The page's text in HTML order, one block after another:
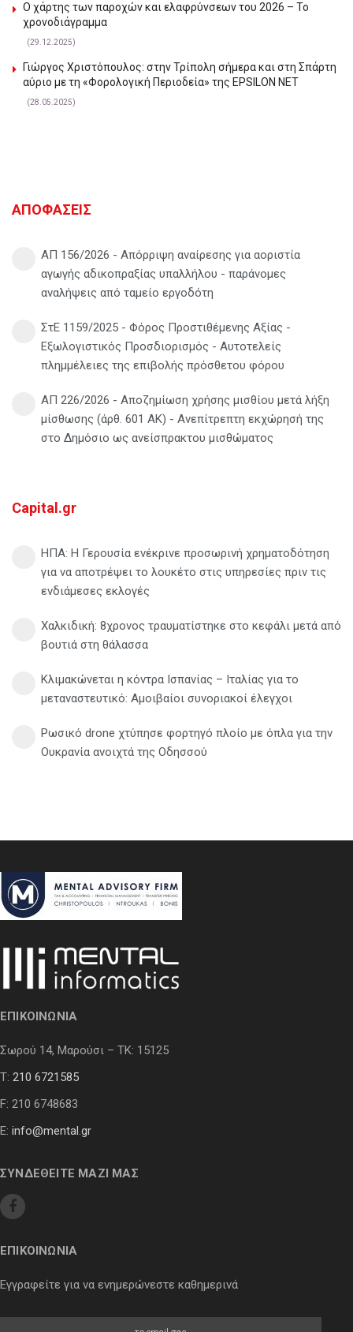
Ο χάρτης των παροχών και ελαφρύνσεων του 2026 – Το
χρονοδιάγραμμα
(29.12.2025)
Γιώργος Χριστόπουλος: στην Τρίπολη σήμερα και στη Σπάρτη
αύριο με τη «Φορολογική Περιοδεία» της EPSILON NET
(28.05.2025)
ΑΠΟΦΑΣΕΙΣ
ΑΠ 156/2026 - Απόρριψη αναίρεσης για αοριστία
αγωγής αδικοπραξίας υπαλλήλου - παράνομες
αναλήψεις από ταμείο εργοδότη
ΣτΕ 1159/2025 - Φόρος Προστιθέμενης Αξίας -
Εξωλογιστικός Προσδιορισμός - Αυτοτελείς
πλημμέλειες της επιβολής πρόσθετου φόρου
ΑΠ 226/2026 - Αποζημίωση χρήσης μισθίου μετά λήξη
μίσθωσης (άρθ. 601 ΑΚ) - Ανεπίτρεπτη εκχώρησή της
στο Δημόσιο ως ανείσπρακτου μισθώματος
Capital.gr
ΗΠΑ: Η Γερουσία ενέκρινε προσωρινή χρηματοδότηση
για να αποτρέψει το λουκέτο στις υπηρεσίες πριν τις
ενδιάμεσες εκλογές
Χαλκιδική: 8χρονος τραυματίστηκε στο κεφάλι μετά από
βουτιά στη θάλασσα
Κλιμακώνεται η κόντρα Ισπανίας – Ιταλίας για το
μεταναστευτικό: Αμοιβαίοι συνοριακοί έλεγχοι
Ρωσικό drone χτύπησε φορτηγό πλοίο με όπλα για την
Ουκρανία ανοιχτά της Οδησσού
ΕΠΙΚΟΙΝΩΝΙΑ
Σωρού 14, Μαρούσι – ΤΚ: 15125
Τ: 210 6721585
F: 210 6748683
E: info@mental.gr
ΣΥΝΔΕΘΕΙΤΕ ΜΑΖΙ ΜΑΣ
ΕΠΙΚΟΙΝΩΝΙΑ
Εγγραφείτε για να ενημερώνεστε καθημερινά